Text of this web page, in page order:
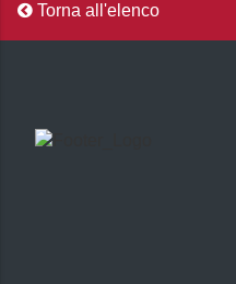
Torna all'elenco